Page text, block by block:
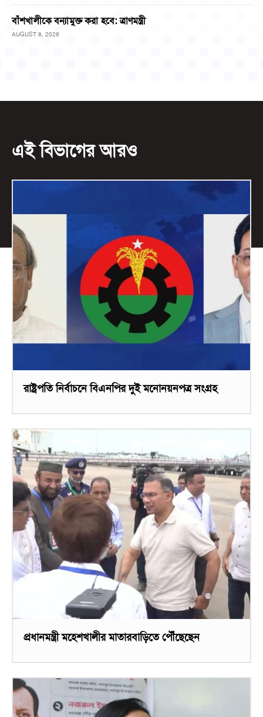
বাঁশখালীকে বন্যামুক্ত করা হবে: ত্রাণমন্ত্রী
AUGUST 8, 2026
এই বিভাগের আরও
রাষ্ট্রপতি নির্বাচনে বিএনপির দুই মনোনয়নপত্র সংগ্রহ
প্রধানমন্ত্রী মহেশখালীর মাতারবাড়িতে পৌঁছেছেন